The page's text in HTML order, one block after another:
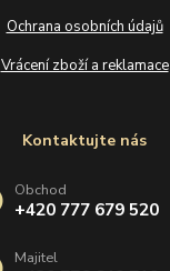
Ochrana osobních údajů
Vrácení zboží a reklamace
Kontaktujte nás
Obchod
+420 777 679 520
Majitel